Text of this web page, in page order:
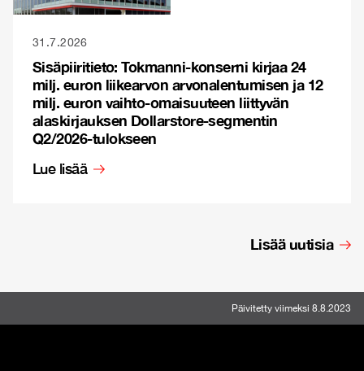
31.7.2026
Sisäpiiritieto: Tokmanni-konserni kirjaa 24
milj. euron liikearvon arvonalentumisen ja 12
milj. euron vaihto-omaisuuteen liittyvän
alaskirjauksen Dollarstore-segmentin
Q2/2026-tulokseen
Lue lisää
Lisää uutisia
Päivitetty viimeksi 8.8.2023